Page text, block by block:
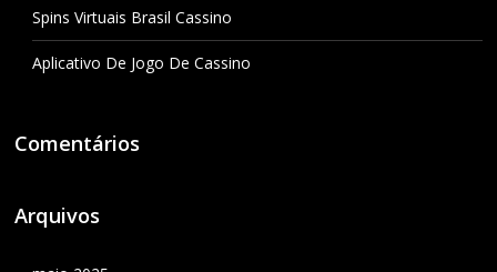
Spins Virtuais Brasil Cassino
Aplicativo De Jogo De Cassino
Comentários
Arquivos